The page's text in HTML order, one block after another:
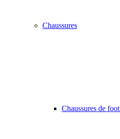
Chaussures
Chaussures de